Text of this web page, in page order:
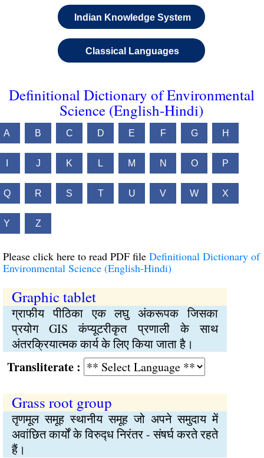
Indian Knowledge System
Classical Languages
Definitional Dictionary of Environmental
Science (English-Hindi)
A B C D E F G H
J K L M N O P
Q R S T U V W X
Y Z
Please click here to read PDF file Definitional Dictionary of
Environmental Science (English-Hindi)
Graphic tablet
ग्राफीय पीठिका एक लघु अंकरूपक जिसका
प्रयोग GIS कंप्यूटरीकृत प्रणाली के साथ
अंतरक्रियात्मक कार्य के लिए किया जाता है।
:
Grass root group
तृणमूल समूह स्थानीय समूह जो अपने समुदाय में
अवांछित कार्यों के विरुद्‍ध निरंतर - संषर्घ करते रहते
हैं।